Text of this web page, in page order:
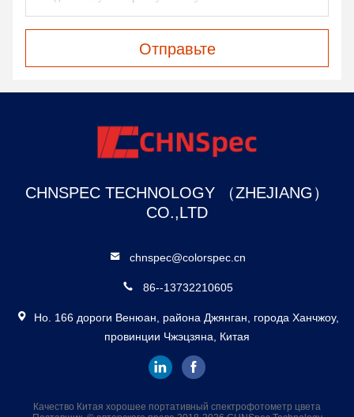
Отправьте
CHNSPEC TECHNOLOGY （ZHEJIANG）
CO.,LTD
chnspec@colorspec.cn
86--13732210605
Но. 166 дороги Венюан, района Джянган, города Ханчжоу,
провинции Чжэцзяна, Китая
Качество Китая хорошее портативный спектрофотометр цвета